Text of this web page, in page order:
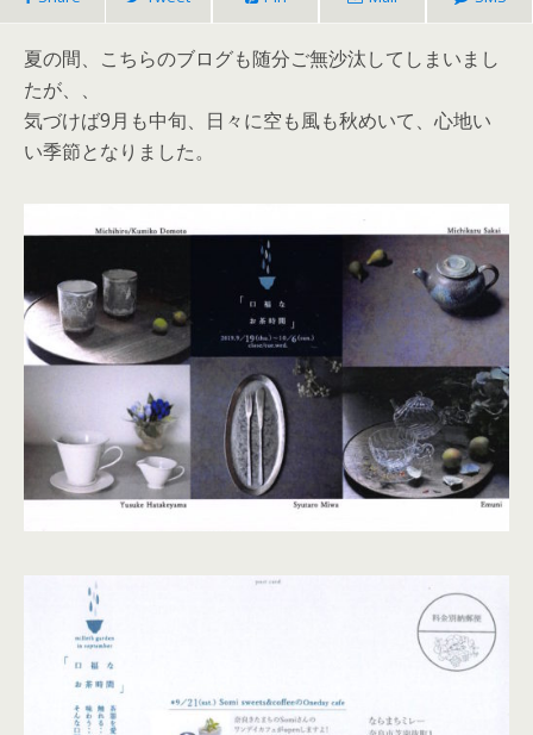
夏の間、こちらのブログも随分ご無沙汰してしまいまし
たが、、
気づけば9月も中旬、日々に空も風も秋めいて、心地い
い季節となりました。